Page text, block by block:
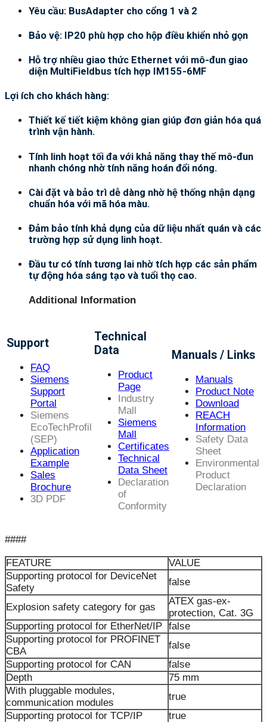
Yêu cầu: BusAdapter cho cổng 1 và 2
Bảo vệ: IP20 phù hợp cho hộp điều khiển nhỏ gọn
Hỗ trợ nhiều giao thức Ethernet với mô-đun giao
diện MultiFieldbus tích hợp IM155-6MF
Lợi ích cho khách hàng:
Thiết kế tiết kiệm không gian giúp đơn giản hóa quá
trình vận hành.
Tính linh hoạt tối đa với khả năng thay thế mô-đun
nhanh chóng nhờ tính năng hoán đổi nóng.
Cài đặt và bảo trì dễ dàng nhờ hệ thống nhận dạng
chuẩn hóa với mã hóa màu.
Đảm bảo tính khả dụng của dữ liệu nhất quán và các
trường hợp sử dụng linh hoạt.
Đầu tư có tính tương lai nhờ tích hợp các sản phẩm
tự động hóa sáng tạo và tuổi thọ cao.
Additional Information
Support
FAQ
Siemens
Support
Portal
Siemens
EcoTechProfil
(SEP)
Application
Example
Sales
Brochure
3D PDF
Technical
Data
Product
Page
Industry
Mall
Siemens
Mall
Certificates
Technical
Data Sheet
Declaration
of
Conformity
Manuals / Links
Manuals
Product Note
Download
REACH
Information
Safety Data
Sheet
Environmental
Product
Declaration
####
FEATURE
VALUE
Supporting protocol for DeviceNet
Safety
false
Explosion safety category for gas
ATEX gas-ex-
protection, Cat. 3G
Supporting protocol for EtherNet/IP false
Supporting protocol for PROFINET
CBA
false
Supporting protocol for CAN
false
Depth
75 mm
With pluggable modules,
communication modules
true
Supporting protocol for TCP/IP
true